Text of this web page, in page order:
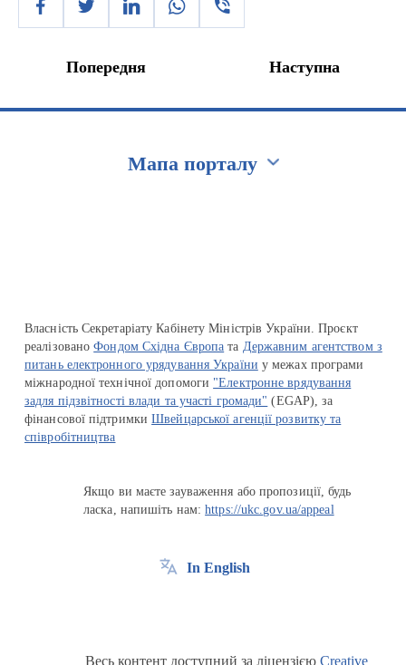
Попередня Наступна
Мапа порталу
Власність Секретаріату Кабінету Міністрів України. Проєкт
реалізованоФондом Східна Європа та Державним агентством з
питань електронного урядування України у межах програми
міжнародної технічної допомоги "Електронне врядування
задля підзвітності влади та участі громади" (EGAP), за
фінансової підтримкиШвейцарської агенції розвитку та
співробітництва
Якщо ви маєте зауваження або пропозиції, будь
ласка, напишіть нам:https://ukc.gov.ua/appeal
In English
Весь контент доступний за ліцензією Creative